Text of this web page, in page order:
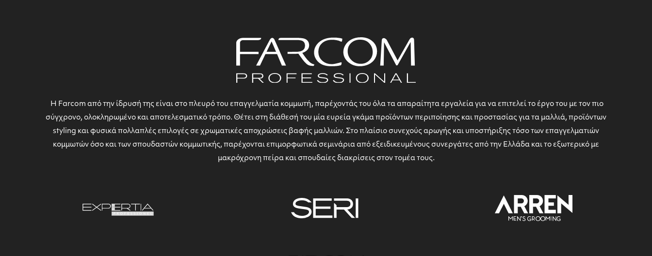
Η Farcom από την ίδρυσή της είναι στο πλευρό του επαγγελματία κομμωτή, παρέχοντάς του όλα τα απαραίτητα εργαλεία για να επιτελεί το έργο του με τον πιο
σύγχρονο, ολοκληρωμένο και αποτελεσματικό τρόπο. Θέτει στη διάθεσή του μία ευρεία γκάμα προϊόντων περιποίησης και προστασίας για τα μαλλιά, προϊόντων
styling και φυσικά πολλαπλές επιλογές σε χρωματικές αποχρώσεις βαφής μαλλιών. Στο πλαίσιο συνεχούς αρωγής και υποστήριξης τόσο των επαγγελματιών
κομμωτών όσο και των σπουδαστών κομμωτικής, παρέχονται επιμορφωτικά σεμινάρια από εξειδικευμένους συνεργάτες από την Ελλάδα και το εξωτερικό με
μακρόχρονη πείρα και σπουδαίες διακρίσεις στον τομέα τους.